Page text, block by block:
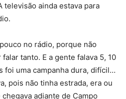
televisão ainda estava para
no rádio, porque não
tanto. E a gente falava 5, 10
foi uma campanha dura, difícil…
pois não tinha estrada, era ou
adiante de Campo